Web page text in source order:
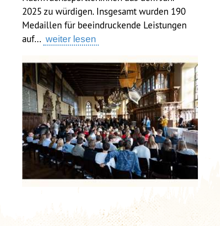
2025 zu würdigen. Insgesamt wurden 190
Medaillen für beeindruckende Leistungen
auf... weiter lesen